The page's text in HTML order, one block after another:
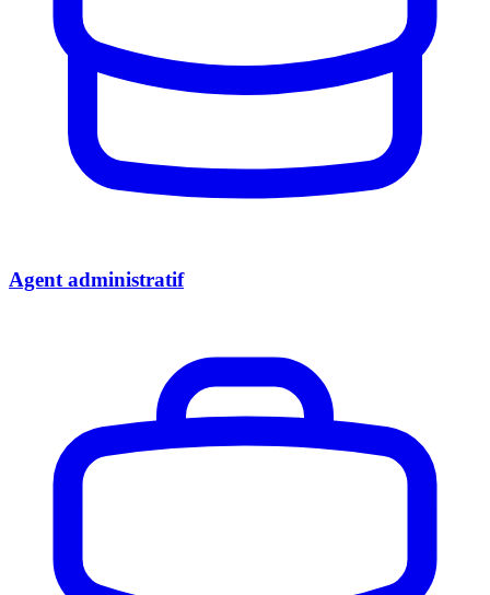
Agent administratif